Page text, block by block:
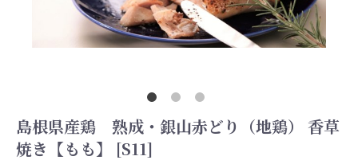
島根県産鶏 熟成・銀山赤どり（地鶏） 香草
焼き【もも】 [S11]